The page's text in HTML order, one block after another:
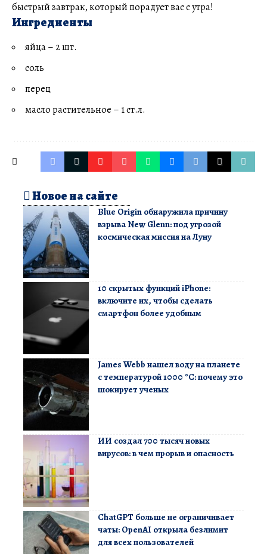
быстрый завтрак, который порадует вас с утра!
Ингредиенты
яйца – 2 шт.
соль
перец
масло растительное – 1 ст.л.
Новое на сайте
Blue Origin обнаружила причину
взрыва New Glenn: под угрозой
космическая миссия на Луну
10 скрытых функций iPhone:
включите их, чтобы сделать
смартфон более удобным
James Webb нашел воду на планете
с температурой 1000 °C: почему это
шокирует ученых
ИИ создал 700 тысяч новых
вирусов: в чем прорыв и опасность
ChatGPT больше не ограничивает
чаты: OpenAI открыла безлимит
для всех пользователей